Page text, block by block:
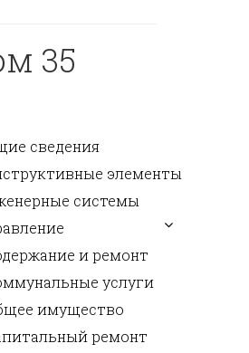
35
сведения
элементы
системы
и ремонт
услуги
имущество
ремонт